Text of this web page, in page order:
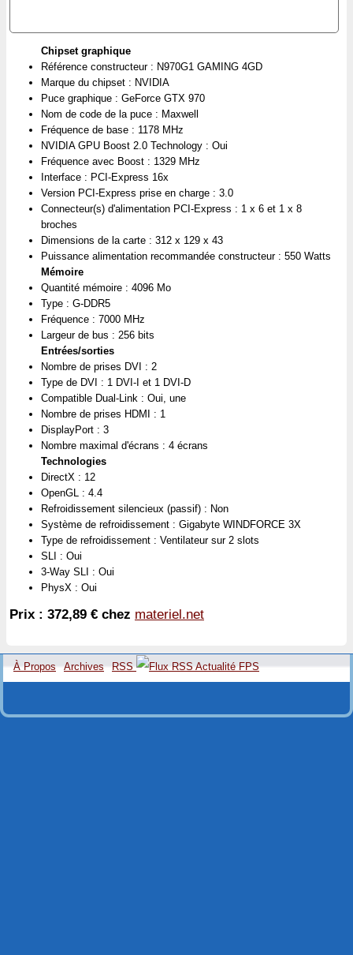
Chipset graphique
Référence constructeur : N970G1 GAMING 4GD
Marque du chipset : NVIDIA
Puce graphique : GeForce GTX 970
Nom de code de la puce : Maxwell
Fréquence de base : 1178 MHz
NVIDIA GPU Boost 2.0 Technology : Oui
Fréquence avec Boost : 1329 MHz
Interface : PCI-Express 16x
Version PCI-Express prise en charge : 3.0
Connecteur(s) d'alimentation PCI-Express : 1 x 6 et 1 x 8
broches
Dimensions de la carte : 312 x 129 x 43
Puissance alimentation recommandée constructeur : 550 Watts
Mémoire
Quantité mémoire : 4096 Mo
Type : G-DDR5
Fréquence : 7000 MHz
Largeur de bus : 256 bits
Entrées/sorties
Nombre de prises DVI : 2
Type de DVI : 1 DVI-I et 1 DVI-D
Compatible Dual-Link : Oui, une
Nombre de prises HDMI : 1
DisplayPort : 3
Nombre maximal d'écrans : 4 écrans
Technologies
DirectX : 12
OpenGL : 4.4
Refroidissement silencieux (passif) : Non
Système de refroidissement : Gigabyte WINDFORCE 3X
Type de refroidissement : Ventilateur sur 2 slots
SLI : Oui
3-Way SLI : Oui
PhysX : Oui
Prix : 372,89 € chez materiel.net
À Propos Archives RSS